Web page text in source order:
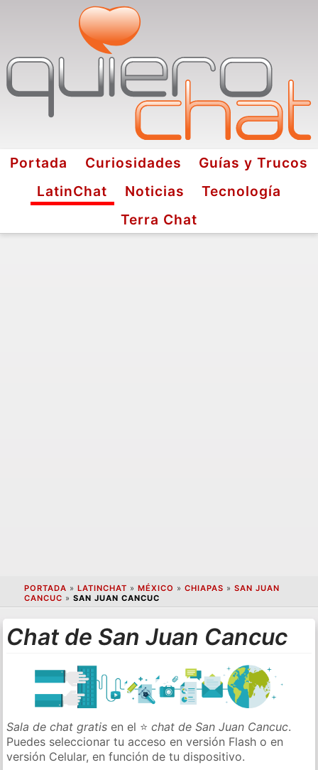
Portada Curiosidades
Guías y Trucos
LatinChat
Noticias
Tecnología
Terra Chat
PORTADA » LATINCHAT » MÉXICO » CHIAPAS » SAN JUAN
CANCUC » SAN JUAN CANCUC
Chat de San Juan Cancuc
Sala de chat gratis en el ⭐chat de San Juan Cancuc.
Puedes seleccionar tu acceso en versión Flash o en
versión Celular, en función de tu dispositivo.